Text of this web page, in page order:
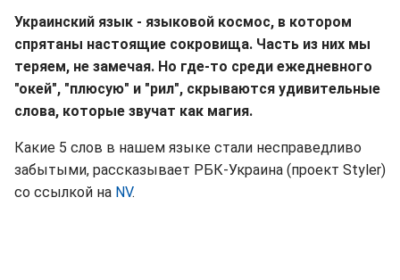
Украинский язык - языковой космос, в котором
спрятаны настоящие сокровища. Часть из них мы
теряем, не замечая. Но где-то среди ежедневного
"окей", "плюсую" и "рил", скрываются удивительные
слова, которые звучат как магия.
Какие 5 слов в нашем языке стали несправедливо
забытыми, рассказывает РБК-Украина (проект Styler)
со ссылкой на NV.